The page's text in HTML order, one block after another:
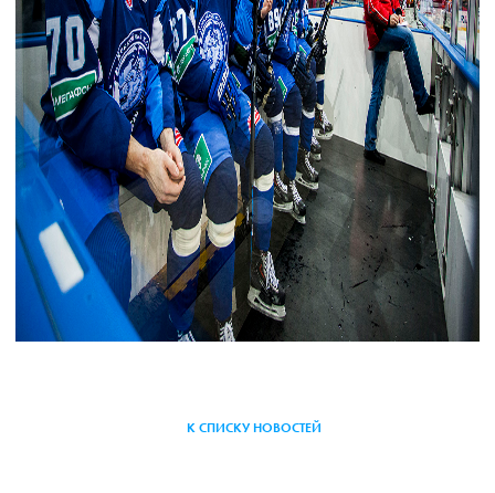
К СПИСКУ НОВОСТЕЙ